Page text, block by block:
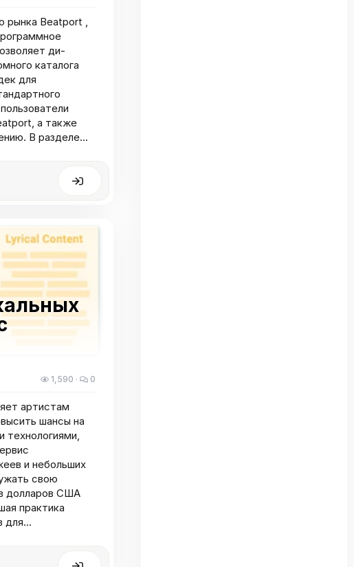
рынка Beatport ,
ди-
каталога
для
а также
В разделе...
1,590 0
артистам
шансы на
технологиями,
и небольших
свою
долларов США
практика
для...